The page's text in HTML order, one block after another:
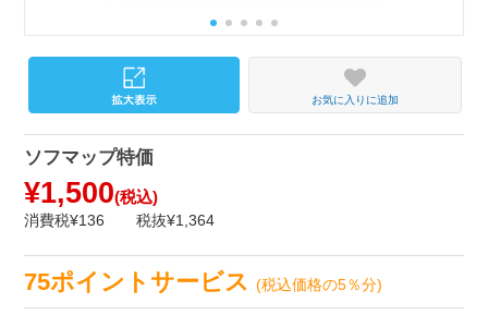
お気に入りに追加
ソフマップ特価
¥1,500(税込)
消費税¥136 税抜¥1,364
75ポイントサービス(税込価格の5％分)